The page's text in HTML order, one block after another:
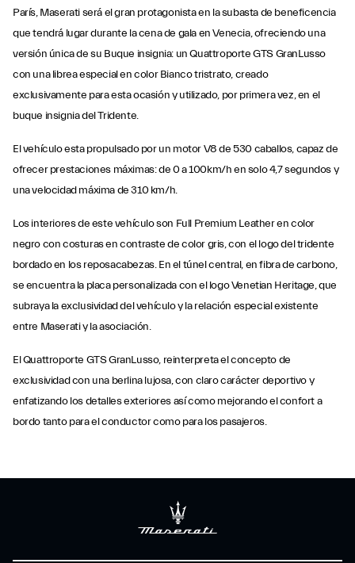
París, Maserati será el gran protagonista en la subasta de beneficencia
que tendrá lugar durante la cena de gala en Venecia, ofreciendo una
versión única de su Buque insignia: un Quattroporte GTS GranLusso
con una librea especial en color Bianco tristrato, creado
exclusivamente para esta ocasión y utilizado, por primera vez, en el
buque insignia del Tridente.
El vehículo esta propulsado por un motor V8 de 530 caballos, capaz de
ofrecer prestaciones máximas: de 0 a 100km/h en solo 4,7 segundos y
una velocidad máxima de 310 km/h.
Los interiores de este vehículo son Full Premium Leather en color
negro con costuras en contraste de color gris, con el logo del tridente
bordado en los reposacabezas. En el túnel central, en fibra de carbono,
se encuentra la placa personalizada con el logo Venetian Heritage, que
subraya la exclusividad del vehículo y la relación especial existente
entre Maserati y la asociación.
El Quattroporte GTS GranLusso, reinterpreta el concepto de
exclusividad con una berlina lujosa, con claro carácter deportivo y
enfatizando los detalles exteriores así como mejorando el confort a
bordo tanto para el conductor como para los pasajeros.